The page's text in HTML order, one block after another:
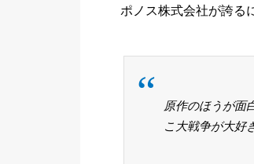
ポノス株式会社が誇る
原作のほうが面
こ大戦争が大好